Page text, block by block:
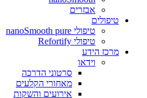
אבזרים
טיפולים
טיפולי nanoSmooth pure
טיפולי Refortify
מרכז הידע
וידאו
סרטוני הדרכה
מאחורי הקלעים
אירועים והשקות